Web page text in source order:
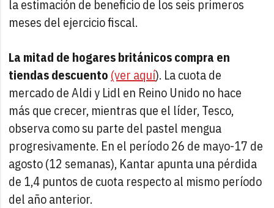
la estimación de beneficio de los seis primeros
meses del ejercicio fiscal.
La mitad de hogares británicos compra en
tiendas descuento (ver aquí). La cuota de
mercado de Aldi y Lidl en Reino Unido no hace
más que crecer, mientras que el líder, Tesco,
observa como su parte del pastel mengua
progresivamente. En el período 26 de mayo-17 de
agosto (12 semanas), Kantar apunta una pérdida
de 1,4 puntos de cuota respecto al mismo período
del año anterior.